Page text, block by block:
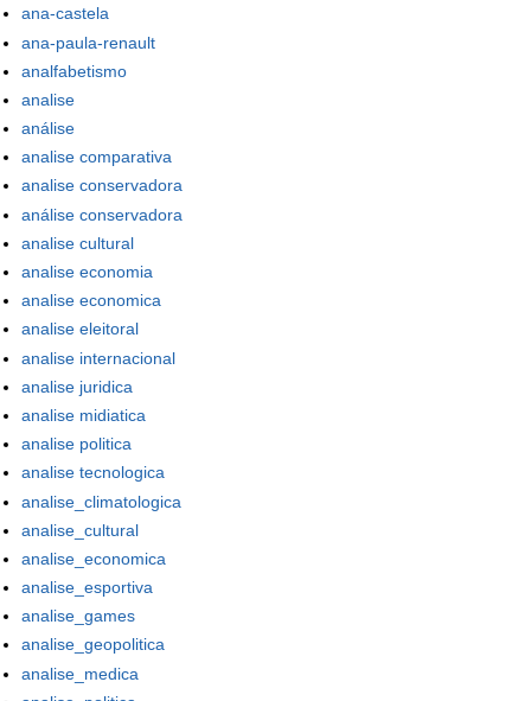
ana-castela
ana-paula-renault
analfabetismo
analise
análise
analise comparativa
analise conservadora
análise conservadora
analise cultural
analise economia
analise economica
analise eleitoral
analise internacional
analise juridica
analise midiatica
analise politica
analise tecnologica
analise_climatologica
analise_cultural
analise_economica
analise_esportiva
analise_games
analise_geopolitica
analise_medica